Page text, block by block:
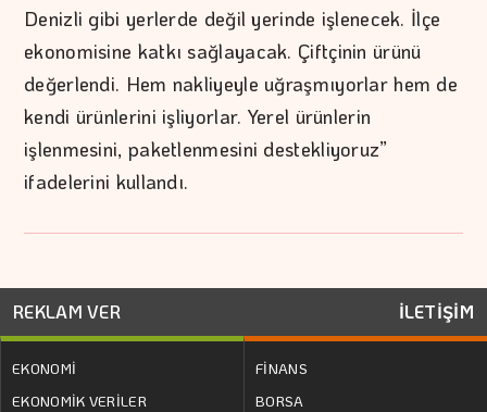
Denizli gibi yerlerde değil yerinde işlenecek. İlçe
ekonomisine katkı sağlayacak. Çiftçinin ürünü
değerlendi. Hem nakliyeyle uğraşmıyorlar hem de
kendi ürünlerini işliyorlar. Yerel ürünlerin
işlenmesini, paketlenmesini destekliyoruz”
ifadelerini kullandı.
REKLAM VER İLETİŞİM
EKONOMİ
EKONOMİK VERİLER
FİNANS
BORSA